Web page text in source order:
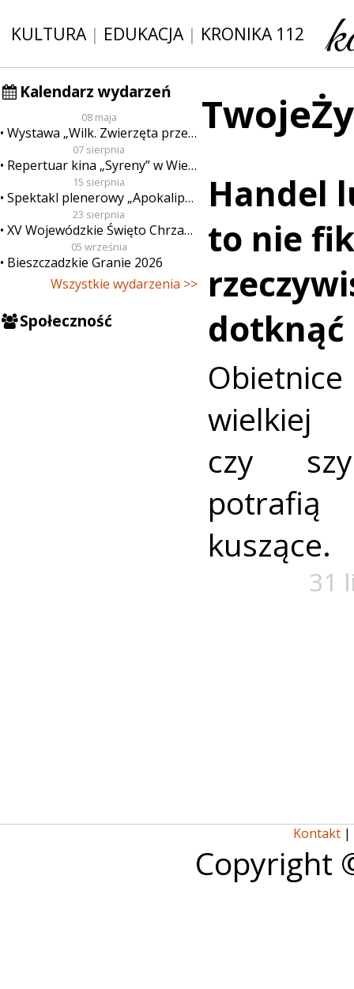
KULTURA| EDUKACJA| KRONIKA 112
Kalendarz wydarzeń
08 maja
Wystawa „Wilk. Zwierzęta przeklęte”
07 sierpnia
Repertuar kina „Syreny” w Wieluniu w dn. od 7 do 13 sierpnia
15 sierpnia
Spektakl plenerowy „Apokalipsa”
23 sierpnia
XV Wojewódzkie Święto Chrzanu
05 września
Bieszczadzkie Granie 2026
Wszystkie wydarzenia >>
Społeczność
Handel
to nie
dotknąć
czy
kuszące.
31
Kontakt |
Copyright